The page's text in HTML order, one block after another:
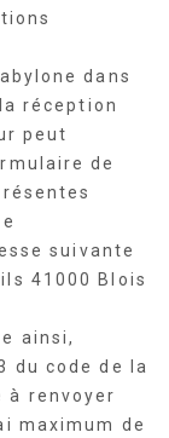
dans
réception
peut
de
suivante
41000 Blois
ainsi,
du code de la
à renvoyer
maximum de